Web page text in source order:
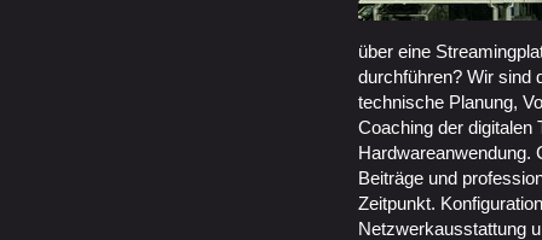
über eine
durchführen? Wir sind
technische Planung,
Coaching der digitalen
Hardwareanwendung.
Beiträge und
Zeitpunkt.
Netzwerkausstattung